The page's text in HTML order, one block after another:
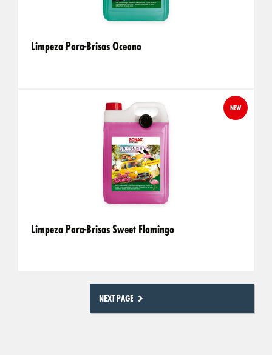
Limpeza Para-Brisas Oceano
NEW
Limpeza Para-Brisas Sweet Flamingo
NEXT PAGE